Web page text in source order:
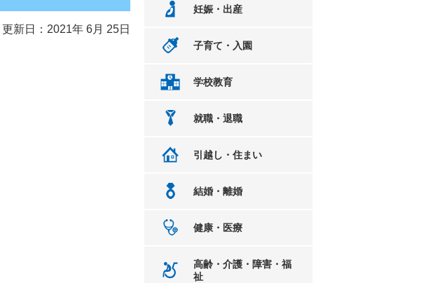
更新日：2021年 6月 25日
妊娠・出産
子育て・入園
学校教育
就職・退職
引越し・住まい
結婚・離婚
健康・医療
高齢・介護・障害・福
祉